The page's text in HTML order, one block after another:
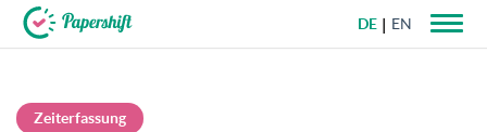
DE EN
Zeiterfassung